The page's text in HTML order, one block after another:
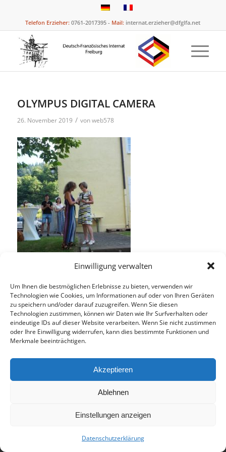
Einwilligung verwalten
Um Ihnen die bestmöglichen Erlebnisse zu bieten, verwenden wir
Technologien wie Cookies, um Informationen auf oder von Ihren Geräten
zu speichern und/oder darauf zuzugreifen. Wenn Sie diesen
Technologien zustimmen, können wir Daten wie Ihr Surfverhalten oder
eindeutige IDs auf dieser Website verarbeiten. Wenn Sie nicht zustimmen
oder Ihre Einwilligung widerrufen, kann dies bestimmte Funktionen und
Merkmale beeinträchtigen.
Akzeptieren
Ablehnen
Einstellungen anzeigen
Datenschutzerklärung
Telefon Erzieher: 0761-2017395 - Mail: internat.erzieher@dfglfa.net
OLYMPUS DIGITAL CAMERA
26. November 2019 / vonweb578
Eintrag teilen
© 2017 - Deutsch-Französisches Internat Freiburg - Realisiert von
Datenschutzerklärung